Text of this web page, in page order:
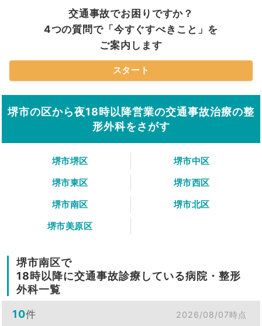
交通事故でお困りですか？
4つの質問で「今すぐすべきこと」を
ご案内します
スタート
堺市の区から夜18時以降営業の交通事故治療の整
形外科をさがす
堺市堺区
堺市中区
堺市東区
堺市西区
堺市南区
堺市北区
堺市美原区
堺市南区で
18時以降に交通事故診療している病院・整形
外科一覧
10件 2026/08/07時点